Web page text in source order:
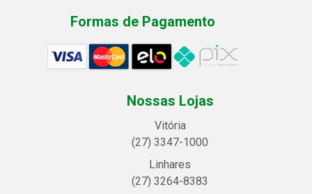
Formas de Pagamento
Nossas Lojas
Vitória
(27) 3347-1000
Linhares
(27) 3264-8383